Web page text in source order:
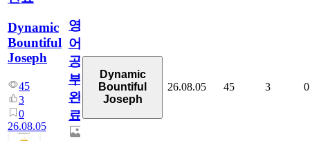
Dynamic
Bountiful
Joseph
45
3
0
26.08.05
영
어
공
부
완
료
Dynamic
Bountiful
Joseph
26.08.05 45 3 0